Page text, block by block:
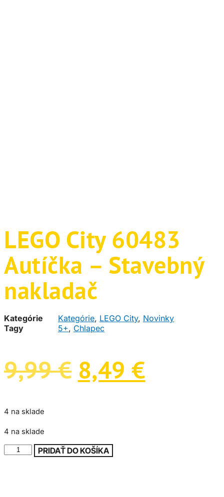
LEGO City 60483
Autíčka – Stavebný
nakladač
Kategórie Kategórie, LEGO City, Novinky
Tagy
5+, Chlapec
9,99€ Pôvodná
9,99 €.
8,49 €
4 na sklade
4 na sklade
množstvo
LEGO
PRIDAŤ DO KOŠÍKA